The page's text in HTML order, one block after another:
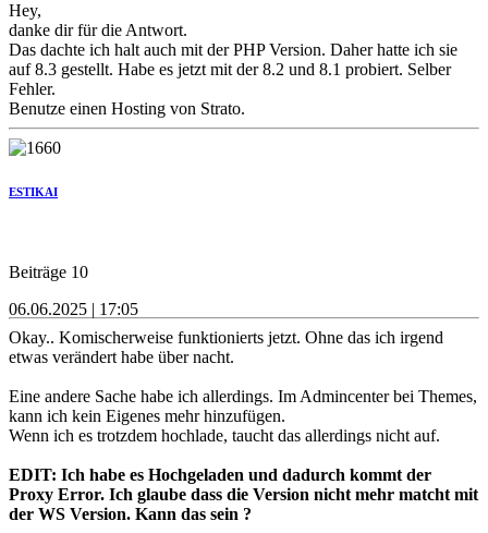
Hey,
danke dir für die Antwort.
Das dachte ich halt auch mit der PHP Version. Daher hatte ich sie
auf 8.3 gestellt. Habe es jetzt mit der 8.2 und 8.1 probiert. Selber
Fehler.
Benutze einen Hosting von Strato.
ESTIKAI
Beiträge 10
06.06.2025 | 17:05
Okay.. Komischerweise funktionierts jetzt. Ohne das ich irgend
etwas verändert habe über nacht.
Eine andere Sache habe ich allerdings. Im Admincenter bei Themes,
kann ich kein Eigenes mehr hinzufügen.
Wenn ich es trotzdem hochlade, taucht das allerdings nicht auf.
EDIT: Ich habe es Hochgeladen und dadurch kommt der
Proxy Error. Ich glaube dass die Version nicht mehr matcht mit
der WS Version. Kann das sein ?